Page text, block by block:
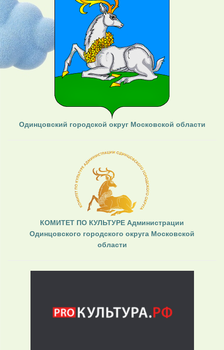
Одинцовский городской округ Московской области
КОМИТЕТ ПО КУЛЬТУРЕ Администрации
Одинцовского городского округа Московской
области